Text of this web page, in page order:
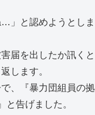
」と認めようとしま
届を出したか訊くと
します。
、『暴力団組員の拠
と告げました。